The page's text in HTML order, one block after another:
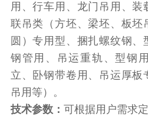
用、行车用、龙门吊用、装
联吊类（方坯、梁坯、板坯
圆）专用型、捆扎螺纹钢、
钢管用、吊运重轨、型钢
立、卧钢带卷用、吊运厚板
吊用等）。
技术参数： 可根据用户需求